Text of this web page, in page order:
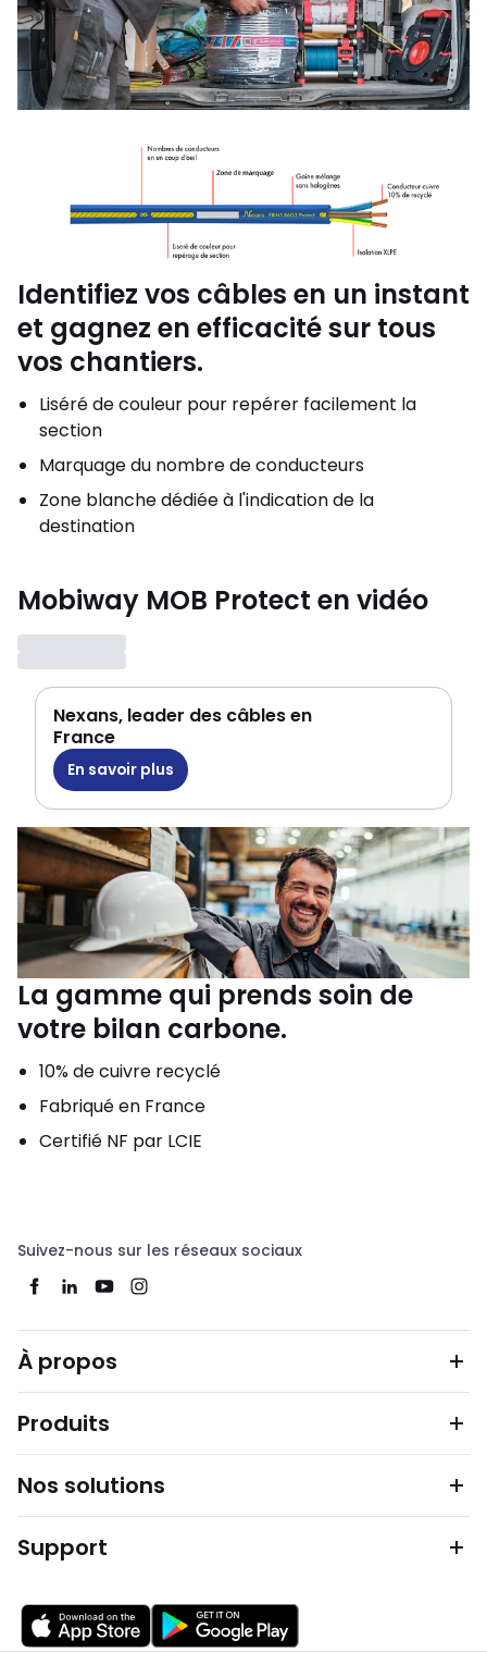
Identifiez vos câbles en un instant
et gagnez en efficacité sur tous
vos chantiers.
Liséré de couleur pour repérer facilement la
section
Marquage du nombre de conducteurs
Zone blanche dédiée à l'indication de la
destination
Mobiway MOB Protect en vidéo
Nexans, leader des câbles en
France
En savoir plus
La gamme qui prends soin de
votre bilan carbone.
10% de cuivre recyclé
Fabriqué en France
Certifié NF par LCIE
Suivez-nous sur les réseaux sociaux
À propos
Produits
Nos solutions
Support